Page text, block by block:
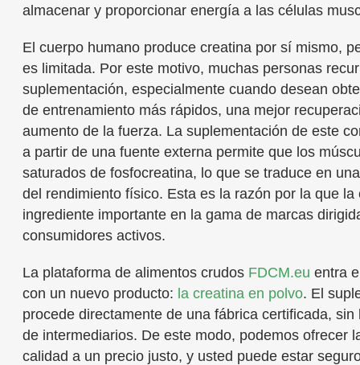
almacenar y proporcionar energía a las células
El cuerpo humano produce creatina por sí mismo,
es limitada. Por este motivo, muchas personas
suplementación, especialmente cuando desean
de entrenamiento más rápidos, una mejor
aumento de la fuerza. La suplementación de este
a partir de una fuente externa permite que los
saturados de fosfocreatina, lo que se traduce en
del rendimiento físico. Esta es la razón por la que la
ingrediente importante en la gama de marcas
consumidores activos.
La plataforma de alimentos crudos FDCM.eu entra
con un nuevo producto: la creatina en polvo. El
procede directamente de una fábrica certificada, sin
de intermediarios. De este modo, podemos ofrecer
calidad a un precio justo, y usted puede estar